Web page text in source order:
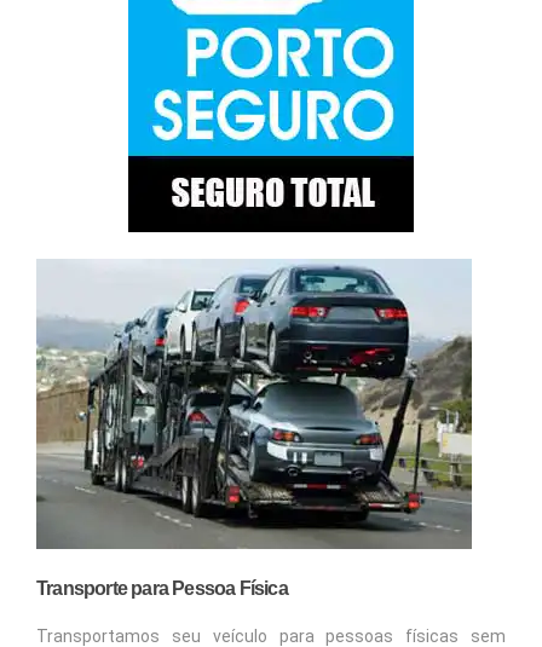
Transporte para Pessoa Física
Transportamos seu veículo para pessoas físicas sem